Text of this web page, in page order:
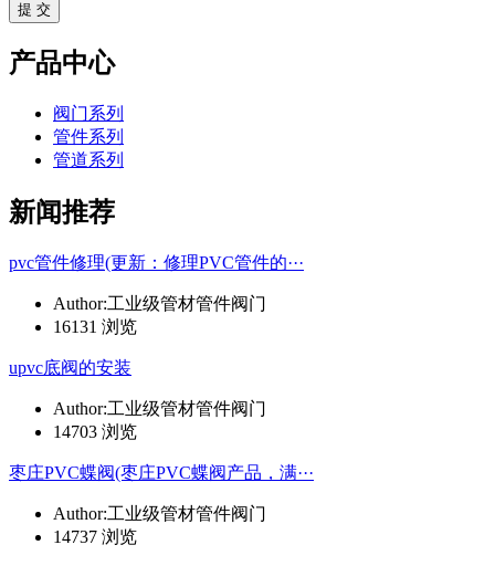
提 交
产品中心
阀门系列
管件系列
管道系列
新闻推荐
pvc管件修理(更新：修理PVC管件的···
Author:工业级管材管件阀门
16131 浏览
upvc底阀的安装
Author:工业级管材管件阀门
14703 浏览
枣庄PVC蝶阀(枣庄PVC蝶阀产品，满···
Author:工业级管材管件阀门
14737 浏览